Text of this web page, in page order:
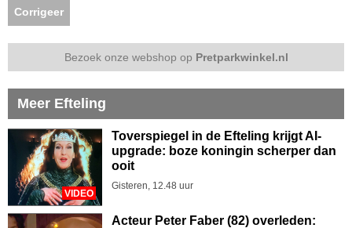
Corrigeer
Bezoek onze webshop op Pretparkwinkel.nl
Meer Efteling
VIDEO
Toverspiegel in de Efteling krijgt AI-
upgrade: boze koningin scherper dan
ooit
Gisteren, 12.48 uur
Acteur Peter Faber (82) overleden: